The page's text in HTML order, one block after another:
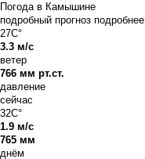
Погода в Камышине
подробный прогноз подробнее
27C°
3.3 м/с
ветер
766 мм рт.ст.
давление
сейчас
32C°
1.9 м/с
765 мм
днём